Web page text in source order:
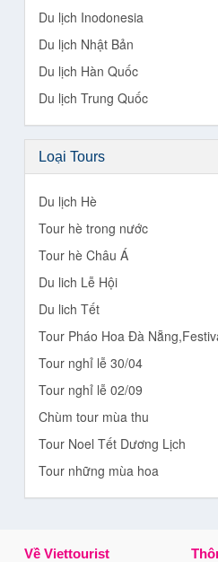
Du lịch Inodonesia
Du lịch Nhật Bản
Du lịch Hàn Quốc
Du lịch Trung Quốc
Loại Tours
Du lịch Hè
Tour hè trong nước
Tour hè Châu Á
Du lich Lễ Hội
Du lich Tết
Tour Pháo Hoa Đà
Tour nghỉ lễ 30/04
Tour nghỉ lễ 02/09
Chùm tour mùa thu
Tour Noel Tết Dương Lịch
Tour những mùa hoa
Về Viettourist